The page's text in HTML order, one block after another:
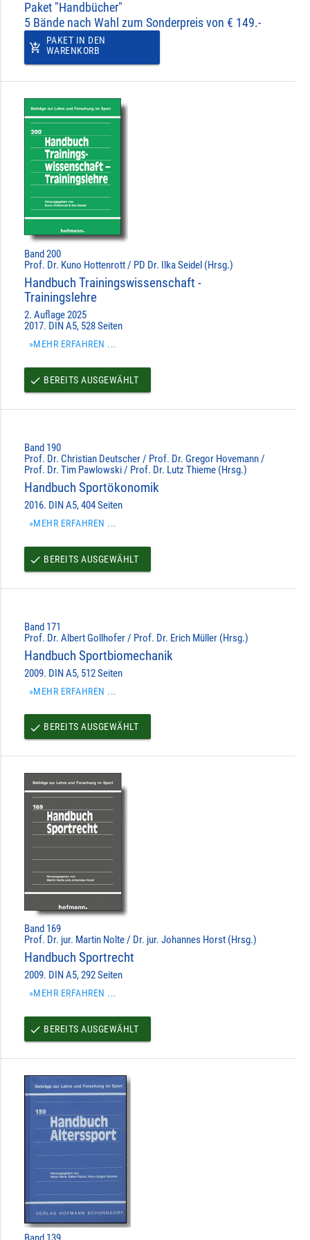
Paket "Handbücher"
5 Bände nach Wahl zum Sonderpreis von € 149.-
add_shopping_cart
PAKET IN DEN
WARENKORB
Band 200
Prof. Dr. Kuno Hottenrott / PD Dr. Ilka Seidel (Hrsg.)
Handbuch Trainingswissenschaft -
Trainingslehre
2. Auflage 2025
2017. DIN A5, 528 Seiten
»MEHR ERFAHREN ...
done BEREITS AUSGEWÄHLT
Band 190
Prof. Dr. Christian Deutscher / Prof. Dr. Gregor Hovemann /
Prof. Dr. Tim Pawlowski / Prof. Dr. Lutz Thieme (Hrsg.)
Handbuch Sportökonomik
2016. DIN A5, 404 Seiten
»MEHR ERFAHREN ...
done BEREITS AUSGEWÄHLT
Band 171
Prof. Dr. Albert Gollhofer / Prof. Dr. Erich Müller (Hrsg.)
Handbuch Sportbiomechanik
2009. DIN A5, 512 Seiten
»MEHR ERFAHREN ...
done BEREITS AUSGEWÄHLT
Band 169
Prof. Dr. jur. Martin Nolte / Dr. jur. Johannes Horst (Hrsg.)
Handbuch Sportrecht
2009. DIN A5, 292 Seiten
»MEHR ERFAHREN ...
done BEREITS AUSGEWÄHLT